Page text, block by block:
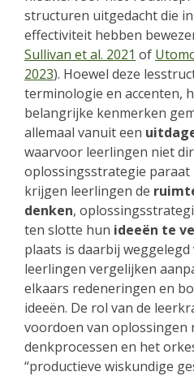
structuren uitgedacht die
effectiviteit hebben
Sullivan et al. 2021 of
2023). Hoewel deze
terminologie en accenten,
belangrijke kenmerken
allemaal vanuit een
waarvoor leerlingen niet
oplossingsstrategie paraat
krijgen leerlingen de
denken,
ten slotte hun ideeën te
plaats is daarbij
leerlingen vergelijken
elkaars redeneringen en
ideeën. De rol van de
voordoen van oplossingen
denkprocessen en het
“productieve wiskundige